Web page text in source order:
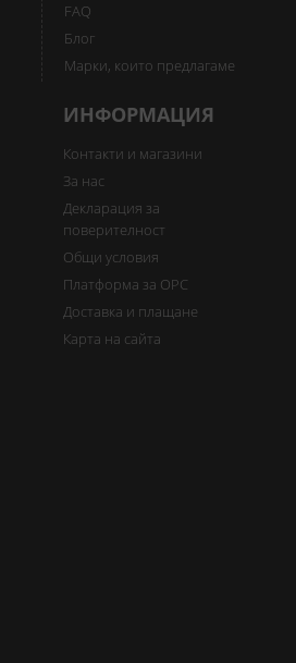
FAQ
Блог
Марки, които предлагаме
ИНФОРМАЦИЯ
Контакти и магазини
За нас
Декларация за
поверителност
Общи условия
Платформа за ОРС
Доставка и плащане
Карта на сайта